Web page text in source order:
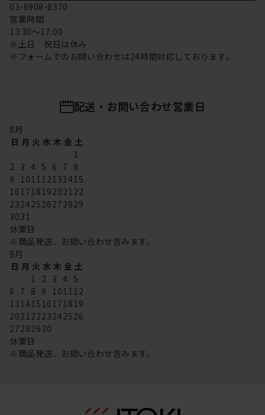
03-6908-8370
営業時間
13:30～17:00
※土日 祝日は休み
※フォームでのお問い合わせは24時間対応しております。
配送・お問い合わせ営業日
8月
日 月 火 水 木 金 土
1
2 3 4 5 6 7 8
9 101112131415
16171819202122
23242526272829
3031
休業日
※商品発送、お問い合わせ含みます。
9月
日 月 火 水 木 金 土
1 2 3 4 5
6 7 8 9 101112
13141516171819
20212223242526
27282930
休業日
※商品発送、お問い合わせ含みます。